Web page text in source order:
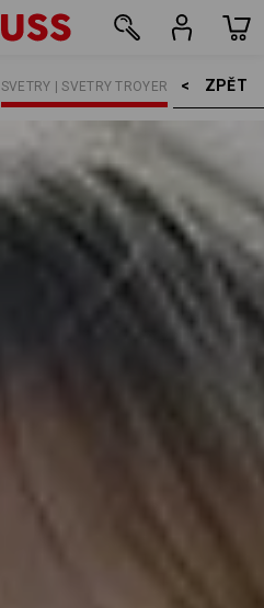
ZPĚT    >
SVETRY | SVETRY TROYER